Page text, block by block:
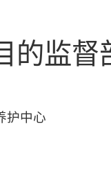
的监督
护中心